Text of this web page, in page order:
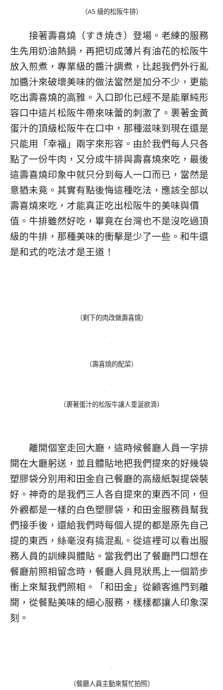
（A5 級的松阪牛排）
接著壽喜燒（すき焼き）登場。老練的服務
生先用奶油熱鍋，再把切成薄片有油花的松阪牛
放入煎煮，專業級的醬汁調煮，比起我們外行亂
加醬汁來破壞美味的做法當然是加分不少，更能
吃出壽喜燒的高雅。入口即化已經不是能單純形
容口中這片松阪牛帶來味蕾的刺激了。裹著金黃
蛋汁的頂級松阪牛在口中，那種滋味到現在還是
只能用「幸福」兩字來形容。由於我們每人只各
點了一份牛肉，又分成牛排與壽喜燒來吃，最後
這壽喜燒印象中就只分到每人一口而已，當然是
意猶未竟。其實有點後悔這種吃法，應該全部以
壽喜燒來吃，才能真正吃出松阪牛的美味與價
值。牛排雖然好吃，畢竟在台灣也不是沒吃過頂
級的牛排，那種美味的衝擊是少了一些。和牛還
是和式的吃法才是王道！
（剩下的肉改做壽喜燒）
（壽喜燒的配菜）
（裹著蛋汁的松阪牛讓人垂涎欲滴）
離開個室走回大廳，這時候餐廳人員一字排
開在大廳躬送，並且體貼地把我們提來的好幾袋
塑膠袋分別用和田金自己餐廳的高級紙製提袋裝
好。神奇的是我們三人各自提來的東西不同，但
外觀都是一樣的白色塑膠袋，和田金服務員幫我
們接手後，還給我們時每個人提的都是原先自己
提的東西，絲毫沒有搞混亂。從這裡可以看出服
務人員的訓練與體貼。當我們出了餐廳門口想在
餐廳前照相留念時，餐廳人員見狀馬上一個箭步
衝上來幫我們照相。「和田金」從顧客進門到離
開，從餐點美味的細心服務，樣樣都讓人印象深
刻。
（餐廳人員主動來幫忙拍照）